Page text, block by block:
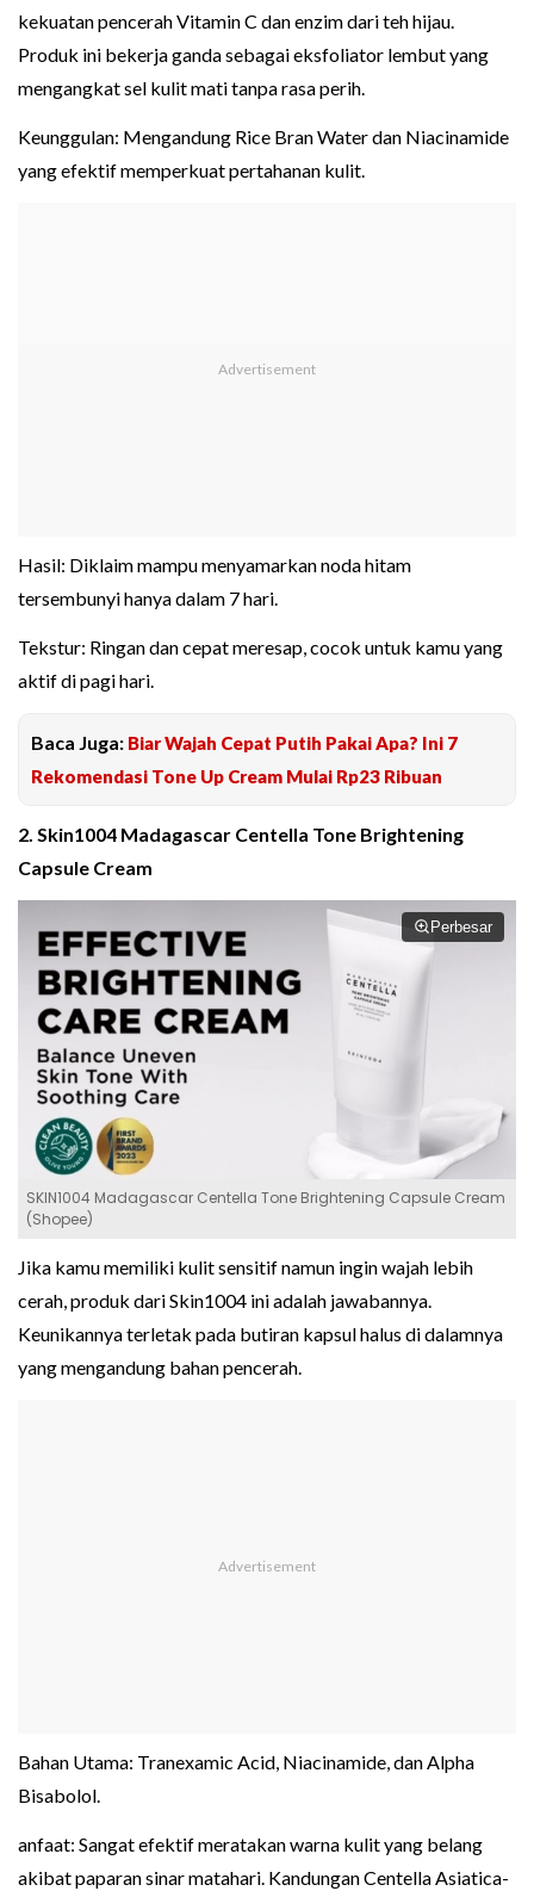
kekuatan pencerah Vitamin C dan enzim dari teh hijau.
Produk ini bekerja ganda sebagai eksfoliator lembut yang
mengangkat sel kulit mati tanpa rasa perih.
Keunggulan: Mengandung Rice Bran Water dan Niacinamide
yang efektif memperkuat pertahanan kulit.
Hasil: Diklaim mampu menyamarkan noda hitam
tersembunyi hanya dalam 7 hari.
Tekstur: Ringan dan cepat meresap, cocok untuk kamu yang
aktif di pagi hari.
Baca Juga: Biar Wajah Cepat Putih Pakai Apa? Ini 7
Rekomendasi Tone Up Cream Mulai Rp23 Ribuan
2. Skin1004 Madagascar Centella Tone Brightening
Capsule Cream
Perbesar
SKIN1004 Madagascar Centella Tone Brightening Capsule Cream
(Shopee)
Jika kamu memiliki kulit sensitif namun ingin wajah lebih
cerah, produk dari Skin1004 ini adalah jawabannya.
Keunikannya terletak pada butiran kapsul halus di dalamnya
yang mengandung bahan pencerah.
Bahan Utama: Tranexamic Acid, Niacinamide, dan Alpha
Bisabolol.
anfaat: Sangat efektif meratakan warna kulit yang belang
akibat paparan sinar matahari. Kandungan Centella Asiatica-